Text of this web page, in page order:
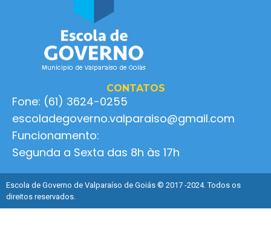
CONTATOS
Fone: (61) 3624-0255
escoladegoverno.valparaiso@gmail.com
Funcionamento:
Segunda a Sexta das 8h às 17h
Escola de Governo de Valparaíso de Goiás © 2017 -2024. Todos os
direitos reservados.